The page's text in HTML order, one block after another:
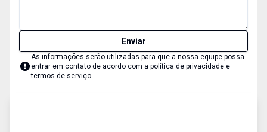
Enviar
As informações serão utilizadas para que a nossa equipe possa
entrar em contato de acordo com a política de privacidade e
termos de serviço